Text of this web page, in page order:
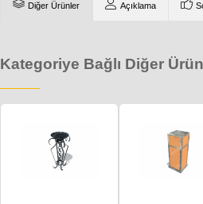
Diğer Ürünler Açıklama
Kategoriye Bağlı Diğer